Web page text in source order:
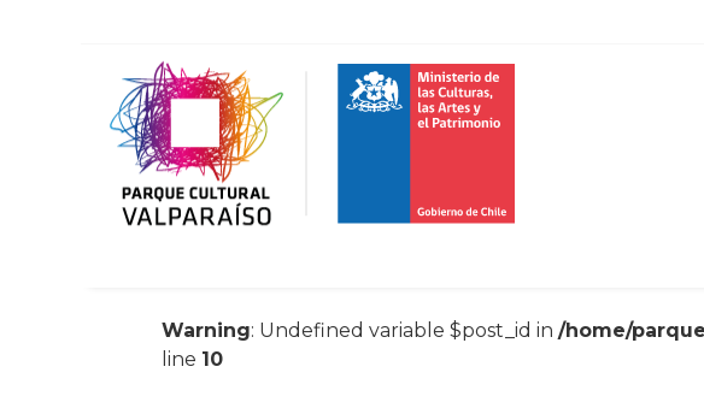
Warning: Undefined variable $post_id in/home/
line 10